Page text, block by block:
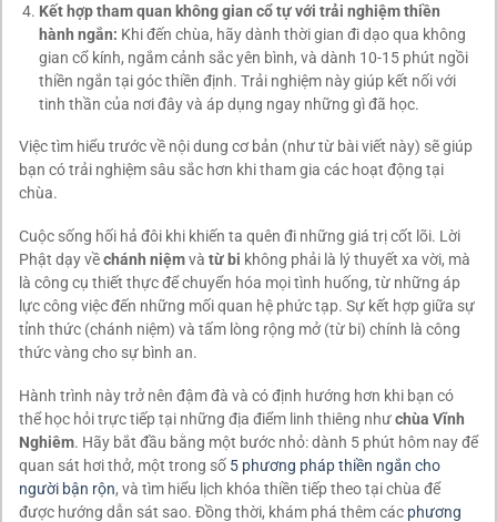
Kết hợp tham quan không gian cổ tự với trải nghiệm thiền
hành ngắn: Khi đến chùa, hãy dành thời gian đi dạo qua không
gian cổ kính, ngắm cảnh sắc yên bình, và dành 10-15 phút ngồi
thiền ngắn tại góc thiền định. Trải nghiệm này giúp kết nối với
tinh thần của nơi đây và áp dụng ngay những gì đã học.
Việc tìm hiểu trước về nội dung cơ bản (như từ bài viết này) sẽ giúp
bạn có trải nghiệm sâu sắc hơn khi tham gia các hoạt động tại
chùa.
Cuộc sống hối hả đôi khi khiến ta quên đi những giá trị cốt lõi. Lời
Phật dạy vềchánh niệmvà từ bi không phải là lý thuyết xa vời, mà
là công cụ thiết thực để chuyển hóa mọi tình huống, từ những áp
lực công việc đến những mối quan hệ phức tạp. Sự kết hợp giữa sự
tỉnh thức (chánh niệm) và tấm lòng rộng mở (từ bi) chính là công
thức vàng cho sự bình an.
Hành trình này trở nên đậm đà và có định hướng hơn khi bạn có
thể học hỏi trực tiếp tại những địa điểm linh thiêng nhưchùa Vĩnh
Nghiêm. Hãy bắt đầu bằng một bước nhỏ: dành 5 phút hôm nay để
quan sát hơi thở, một trong số 5 phương pháp thiền ngắn cho
người bận rộn, và tìm hiểu lịch khóa thiền tiếp theo tại chùa để
được hướng dẫn sát sao. Đồng thời, khám phá thêm các phương